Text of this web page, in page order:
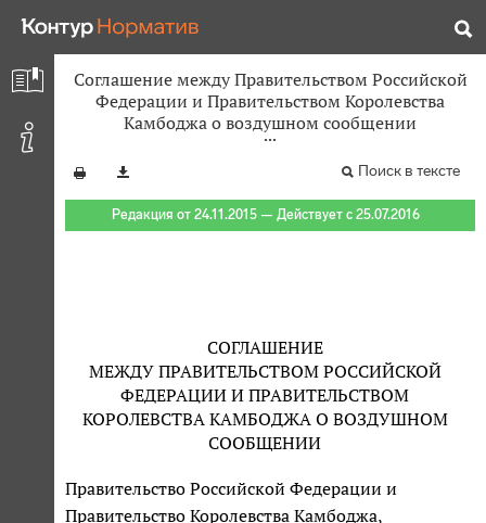
Соглашение между Правительством Российской
Федерации и Правительством Королевства
Камбоджа о воздушном сообщении
Поиск в тексте
Редакция от 24.11.2015 — Действует с 25.07.2016
СОГЛАШЕНИЕ
МЕЖДУ ПРАВИТЕЛЬСТВОМ РОССИЙСКОЙ
ФЕДЕРАЦИИ И ПРАВИТЕЛЬСТВОМ
КОРОЛЕВСТВА КАМБОДЖА О ВОЗДУШНОМ
СООБЩЕНИИ
Правительство Российской Федерации и
Правительство Королевства Камбоджа,